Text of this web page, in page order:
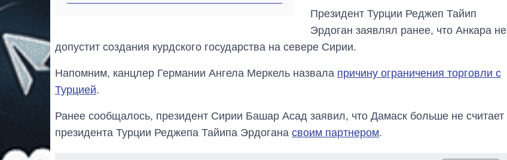
Президент Турции Реджеп Тайип
Эрдоган заявлял ранее, что Анкара не
допустит создания курдского государства на севере Сирии.
Напомним, канцлер Германии Ангела Меркель назвала причину ограничения торговли с
Турцией.
Ранее сообщалось, президент Сирии Башар Асад заявил, что Дамаск больше не считает
президента Турции Реджепа Тайипа Эрдогана своим партнером.